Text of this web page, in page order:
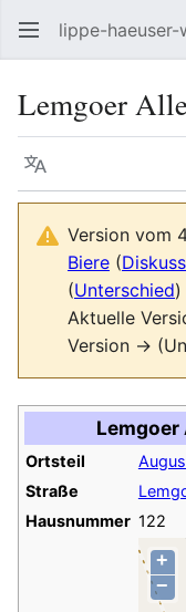
lippe-haeuser-
Lemgoer
Sprache
Version vom
Biere (
(Unterschied)
Aktuelle
Version →
Ortsteil
Straße
Hausnummer 122
+
−